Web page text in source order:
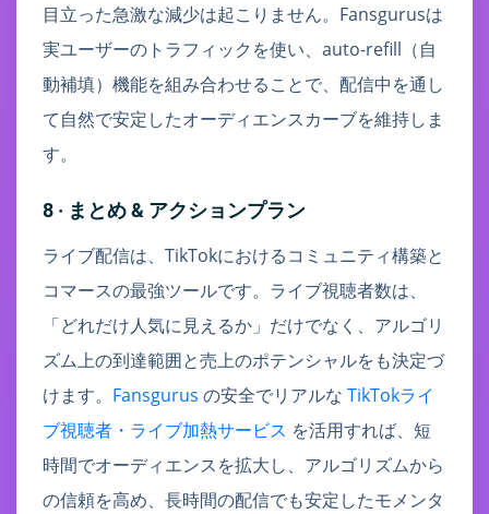
目立った急激な減少は起こりません。Fansgurusは
実ユーザーのトラフィックを使い、auto-refill（自
動補填）機能を組み合わせることで、配信中を通し
て自然で安定したオーディエンスカーブを維持しま
す。
8 · まとめ & アクションプラン
ライブ配信は、TikTokにおけるコミュニティ構築と
コマースの最強ツールです。ライブ視聴者数は、
「どれだけ人気に見えるか」だけでなく、アルゴリ
ズム上の到達範囲と売上のポテンシャルをも決定づ
けます。 Fansgurus の安全でリアルな TikTokライ
ブ視聴者・ライブ加熱サービス を活用すれば、短
時間でオーディエンスを拡大し、アルゴリズムから
の信頼を高め、長時間の配信でも安定したモメンタ